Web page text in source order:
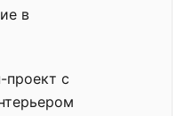
в
проект с